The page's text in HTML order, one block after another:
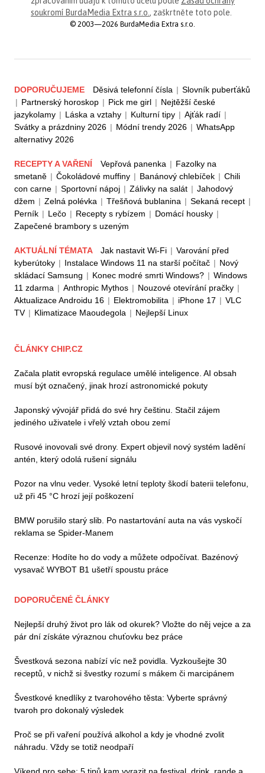
soukromí BurdaMedia Extra s.r.o. , zaškrtněte toto pole.
© 2003—2026 BurdaMedia Extra s.r.o.
DOPORUČUJEME Děsivá telefonní čísla | Slovník puberťáků
| Partnerský horoskop | Pick me girl | Nejtěžší české
jazykolamy | Láska a vztahy | Kulturní tipy | Ajťák radí |
Svátky a prázdniny 2026 | Módní trendy 2026 | WhatsApp
alternativy 2026
RECEPTY A VAŘENÍ Vepřová panenka | Fazolky na
smetaně | Čokoládové muffiny | Banánový chlebíček | Chili
con carne | Sportovní nápoj | Zálivky na salát | Jahodový
džem | Zelná polévka | Třešňová bublanina | Sekaná recept |
Perník | Lečo | Recepty s rybízem | Domácí housky |
Zapečené brambory s uzeným
AKTUÁLNÍ TÉMATA Jak nastavit Wi-Fi | Varování před
kyberútoky | Instalace Windows 11 na starší počítač | Nový
skládací Samsung | Konec modré smrti Windows? | Windows
11 zdarma | Anthropic Mythos | Nouzové otevírání pračky |
Aktualizace Androidu 16 | Elektromobilita | iPhone 17 | VLC
TV | Klimatizace Maoudegola | Nejlepší Linux
ČLÁNKY CHIP.CZ
Začala platit evropská regulace umělé inteligence. AI obsah
musí být označený, jinak hrozí astronomické pokuty
Japonský vývojář přidá do své hry češtinu. Stačil zájem
jediného uživatele i vřelý vztah obou zemí
Rusové inovovali své drony. Expert objevil nový systém ladění
antén, který odolá rušení signálu
Pozor na vlnu veder. Vysoké letní teploty škodí baterii telefonu,
už při 45 °C hrozí její poškození
BMW porušilo starý slib. Po nastartování auta na vás vyskočí
reklama se Spider-Manem
Recenze: Hodíte ho do vody a můžete odpočívat. Bazénový
vysavač WYBOT B1 ušetří spoustu práce
DOPORUČENÉ ČLÁNKY
Nejlepší druhý život pro lák od okurek? Vložte do něj vejce a za
pár dní získáte výraznou chuťovku bez práce
Švestková sezona nabízí víc než povidla. Vyzkoušejte 30
receptů, v nichž si švestky rozumí s mákem či marcipánem
Švestkové knedlíky z tvarohového těsta: Vyberte správný
tvaroh pro dokonalý výsledek
Proč se při vaření používá alkohol a kdy je vhodné zvolit
náhradu. Vždy se totiž neodpaří